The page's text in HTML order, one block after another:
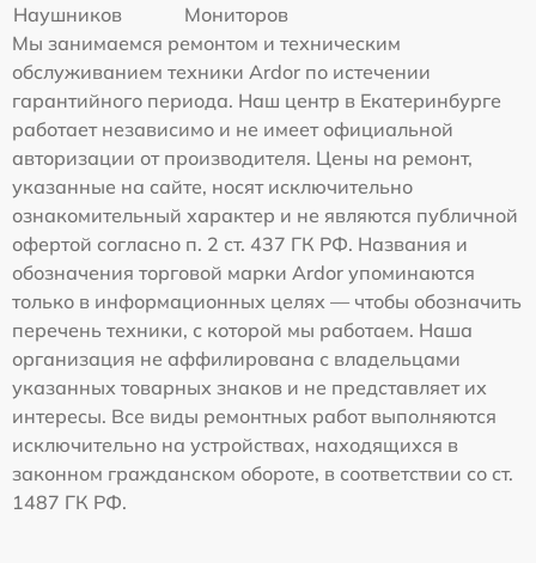
Наушников
Мониторов
Мы занимаемся ремонтом и техническим
обслуживанием техники Ardor по истечении
гарантийного периода. Наш центр в Екатеринбурге
работает независимо и не имеет официальной
авторизации от производителя. Цены на ремонт,
указанные на сайте, носят исключительно
ознакомительный характер и не являются публичной
офертой согласно п. 2 ст. 437 ГК РФ. Названия и
обозначения торговой марки Ardor упоминаются
только в информационных целях — чтобы обозначить
перечень техники, с которой мы работаем. Наша
организация не аффилирована с владельцами
указанных товарных знаков и не представляет их
интересы. Все виды ремонтных работ выполняются
исключительно на устройствах, находящихся в
законном гражданском обороте, в соответствии со ст.
1487 ГК РФ.